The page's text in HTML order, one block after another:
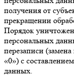
получения от
прекращении
Порядок
персональных
перезаписи
«0») с
данных.